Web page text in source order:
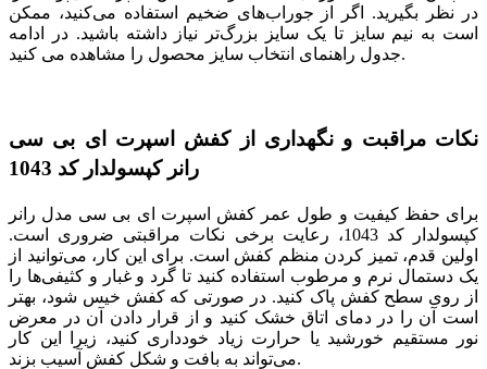
در نظر بگیرید. اگر از جوراب‌های ضخیم استفاده می‌کنید، ممکن
است به نیم سایز تا یک سایز بزرگ‌تر نیاز داشته باشید. در ادامه
جدول راهنمای انتخاب سایز محصول را مشاهده می کنید.
نکات مراقبت و نگهداری از کفش اسپرت ای بی سی
رانر کپسولدار کد 1043
برای حفظ کیفیت و طول عمر کفش اسپرت ای بی سی مدل رانر
کپسولدار کد 1043، رعایت برخی نکات مراقبتی ضروری است.
اولین قدم، تمیز کردن منظم کفش است. برای این کار، می‌توانید از
یک دستمال نرم و مرطوب استفاده کنید تا گرد و غبار و کثیفی‌ها را
از روی سطح کفش پاک کنید. در صورتی که کفش خیس شود، بهتر
است آن را در دمای اتاق خشک کنید و از قرار دادن آن در معرض
نور مستقیم خورشید یا حرارت زیاد خودداری کنید، زیرا این کار
می‌تواند به بافت و شکل کفش آسیب بزند.